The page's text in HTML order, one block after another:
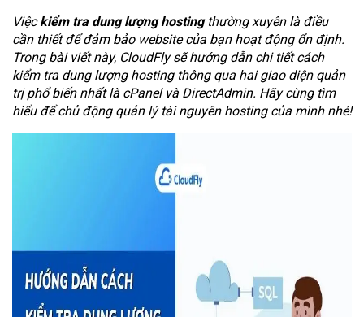
Việckiểm tra dung lượng hostingthường xuyên là điều
cần thiết để đảm bảo website của bạn hoạt động ổn định.
Trong bài viết này, CloudFly sẽ hướng dẫn chi tiết cách
kiểm tra dung lượng hosting thông qua hai giao diện quản
trị phổ biến nhất là cPanel và DirectAdmin. Hãy cùng tìm
hiểu để chủ động quản lý tài nguyên hosting của mình nhé!